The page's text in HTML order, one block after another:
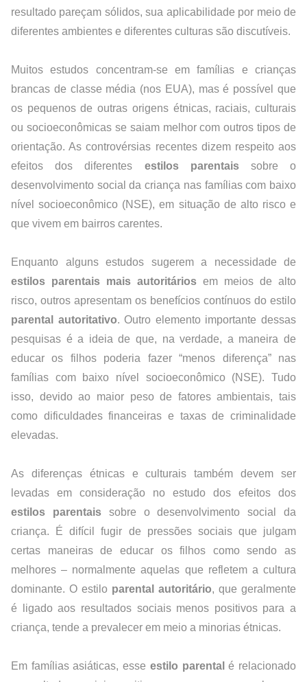
resultado pareçam sólidos, sua aplicabilidade por meio de
diferentes ambientes e diferentes culturas são discutíveis.
Muitos estudos concentram-se em famílias e crianças
brancas de classe média (nos EUA), mas é possível que
os pequenos de outras origens étnicas, raciais, culturais
ou socioeconômicas se saiam melhor com outros tipos de
orientação. As controvérsias recentes dizem respeito aos
efeitos dos diferentes estilos parentais sobre o
desenvolvimento social da criança nas famílias com baixo
nível socioeconômico (NSE), em situação de alto risco e
que vivem em bairros carentes.
estilos parentais mais autoritários em meios de alto
parental autoritativo. Outro elemento importante dessas
pesquisas é a ideia de que, na verdade, a maneira de
educar os filhos poderia fazer “menos diferença” nas
famílias com baixo nível socioeconômico (NSE). Tudo
isso, devido ao maior peso de fatores ambientais, tais
como dificuldades financeiras e taxas de criminalidade
elevadas.
As diferenças étnicas e culturais também devem ser
estilos parentais sobre o desenvolvimento social da
criança. É difícil fugir de pressões sociais que julgam
certas maneiras de educar os filhos como sendo as
melhores – normalmente aquelas que refletem a cultura
dominante. O estilo parental autoritário, que geralmente
é ligado aos resultados sociais menos positivos para a
criança, tende a prevalecer em meio a minorias étnicas.
Em famílias asiáticas, esse estilo parental é relacionado